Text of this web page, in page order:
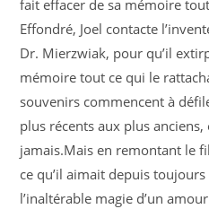
fait effacer de sa mémoire
Effondré, Joel contacte
Dr. Mierzwiak, pour qu’il
mémoire tout ce qui le
souvenirs commencent à
plus récents aux plus anciens,
jamais.Mais en remontant le
ce qu’il aimait depuis
l’inaltérable magie d’un